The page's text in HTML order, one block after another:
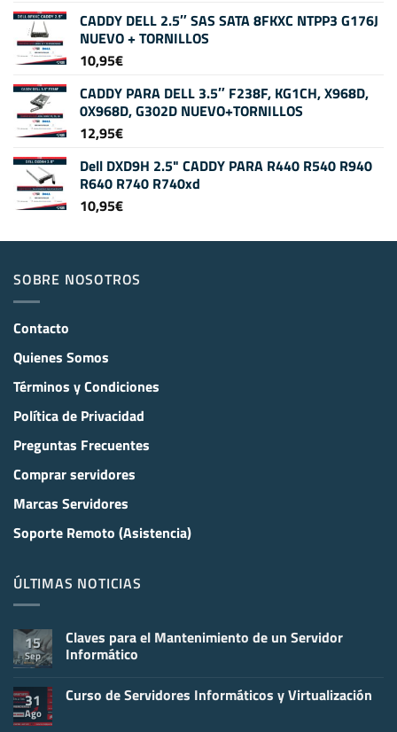
CADDY DELL 2.5″ SAS SATA 8FKXC NTPP3 G176J
NUEVO + TORNILLOS
10,95€
CADDY PARA DELL 3.5″ F238F, KG1CH, X968D,
0X968D, G302D NUEVO+TORNILLOS
12,95€
Dell DXD9H 2.5" CADDY PARA R440 R540 R940
R640 R740 R740xd
10,95€
SOBRE NOSOTROS
Contacto
Quienes Somos
Términos y Condiciones
Política de Privacidad
Preguntas Frecuentes
Comprar servidores
Marcas Servidores
Soporte Remoto (Asistencia)
ÚLTIMAS NOTICIAS
15
Sep
Claves para el Mantenimiento de un Servidor
Informático
comentarios
31
Ago
Curso de Servidores Informáticos y Virtualización